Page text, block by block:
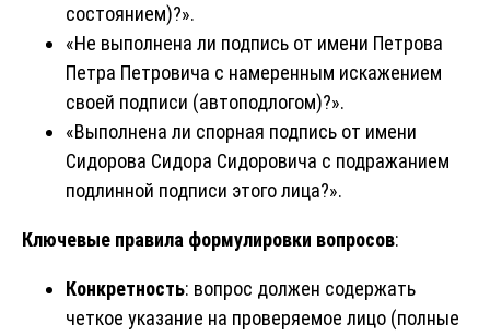
состоянием)?».
«Не выполнена ли подпись от имени Петрова
Петра Петровича с намеренным искажением
своей подписи (автоподлогом)?».
«Выполнена ли спорная подпись от имени
Сидорова Сидора Сидоровича с подражанием
подлинной подписи этого лица?».
Ключевые правила формулировки вопросов:
Конкретность: вопрос должен содержать
четкое указание на проверяемое лицо (полные